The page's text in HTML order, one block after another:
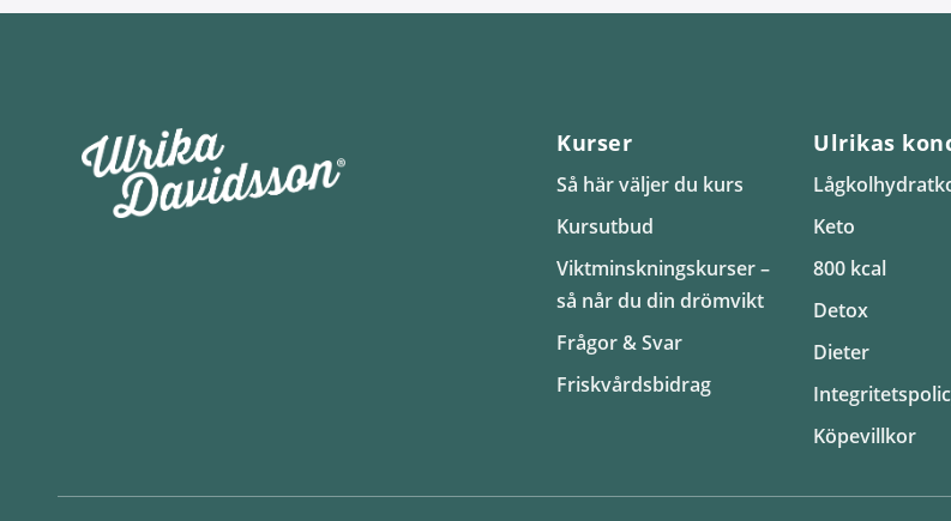
Kurser
Så här väljer du kurs
Kursutbud
Viktminskningskurser –
så når du din drömvikt
Frågor & Svar
Friskvårdsbidrag
Ulrikas
Keto
800 kcal
Detox
Dieter
Köpevillkor